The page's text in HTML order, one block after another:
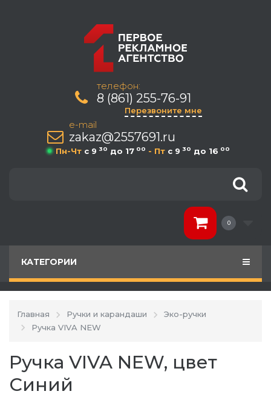
телефон:
8 (861) 255-76-91
Перезвоните мне
e-mail
zakaz@2557691.ru
Пн-Чт c 9 30 до 17 00 - Пт c 9 30 до 16 00
0
КАТЕГОРИИ
Главная Ручки и карандаши
Эко-ручки
Ручка VIVA NEW
Ручка VIVA NEW, цвет
Синий